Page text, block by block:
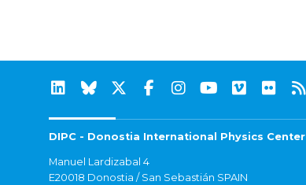
DIPC - Donostia International Physics Center
Manuel Lardizabal 4
E20018 Donostia / San Sebastián SPAIN